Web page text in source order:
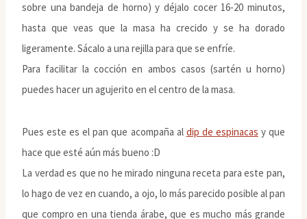
sobre una bandeja de horno) y déjalo cocer 16-20 minutos,
hasta que veas que la masa ha crecido y se ha dorado
ligeramente. Sácalo a una rejilla para que se enfríe.
Para facilitar la cocción en ambos casos (sartén u horno)
puedes hacer un agujerito en el centro de la masa.
Pues este es el pan que acompaña al dip de espinacas y que
hace que esté aún más bueno :D
La verdad es que no he mirado ninguna receta para este pan,
lo hago de vez en cuando, a ojo, lo más parecido posible al pan
que compro en una tienda árabe, que es mucho más grande